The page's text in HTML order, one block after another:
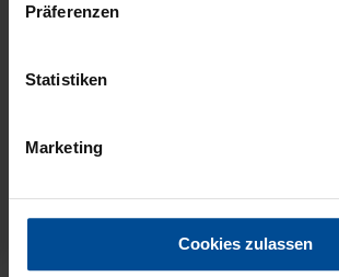
Präferenzen
Statistiken
Marketing
Cookies zulassen